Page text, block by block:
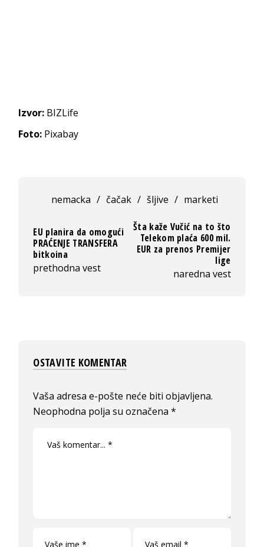
Izvor: BIZLife
Foto: Pixabay
nemacka / čačak / šljive / marketi
EU planira da omogući
PRAĆENJE TRANSFERA
bitkoina
prethodna vest
Šta kaže Vučić na to što
Telekom plaća 600 mil.
EUR za prenos Premijer
lige
naredna vest
OSTAVITE KOMENTAR
Vaša adresa e-pošte neće biti objavljena.
Neophodna polja su označena*